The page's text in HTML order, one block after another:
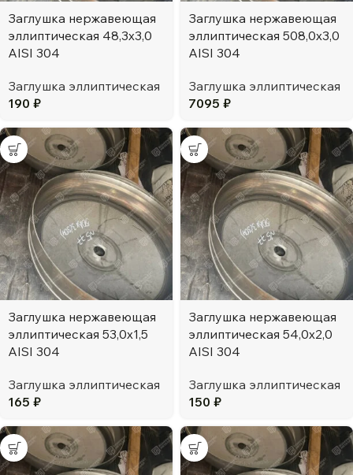
Заглушка нержавеющая
эллиптическая 48,3х3,0
AISI 304
Заглушка эллиптическая
190 ₽
Заглушка нержавеющая
эллиптическая 508,0х3,0
AISI 304
Заглушка эллиптическая
7095 ₽
Заглушка нержавеющая
эллиптическая 53,0х1,5
AISI 304
Заглушка эллиптическая
165 ₽
Заглушка нержавеющая
эллиптическая 54,0х2,0
AISI 304
Заглушка эллиптическая
150 ₽